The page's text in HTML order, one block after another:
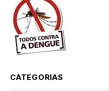
CATEGORIAS